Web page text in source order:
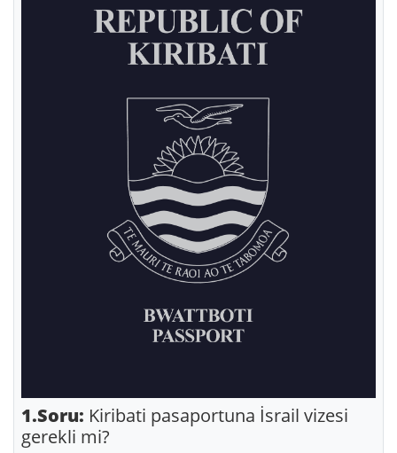
1.Soru: Kiribati pasaportuna İsrail vizesi
gerekli mi?